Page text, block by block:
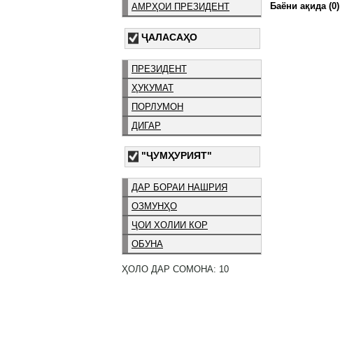
АМРҲОИ ПРЕЗИДЕНТ
ҶАЛАСАҲО
ПРЕЗИДЕНТ
ҲУКУМАТ
ПОРЛУМОН
ДИГАР
"ҶУМҲУРИЯТ"
ДАР БОРАИ НАШРИЯ
ОЗМУНҲО
ҶОИ ХОЛИИ КОР
ОБУНА
ҲОЛО ДАР СОМОНА: 10
Баёни ақида (0)